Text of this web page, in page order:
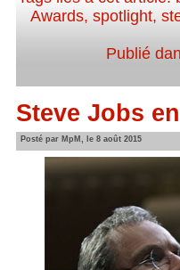
Awards, spotlight,
Publié
Steve Jobs
Posté par MpM, le 8 août 2015